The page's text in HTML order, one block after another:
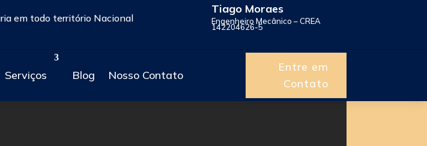
em todo território Nacional
Tiago Moraes
Engenheiro Mecânico – CREA
142204626-5
Serviços Blog Nosso Contato
Entre em
Contato